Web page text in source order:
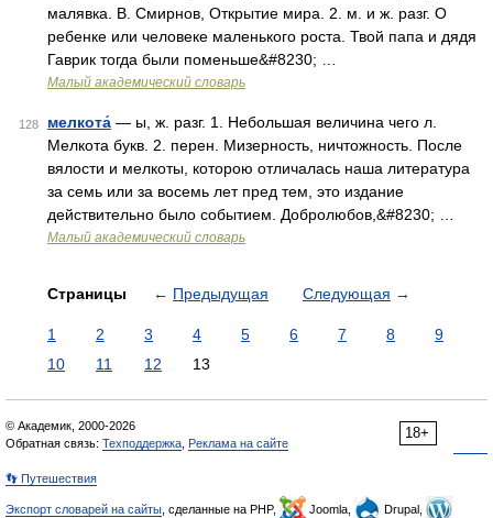
малявка. В. Смирнов, Открытие мира. 2. м. и ж. разг. О
ребенке или человеке маленького роста. Твой папа и дядя
Гаврик тогда были поменьше&#8230; …
Малый академический словарь
128 мелкота́ — ы, ж. разг. 1. Небольшая величина чего л.
Мелкота букв. 2. перен. Мизерность, ничтожность. После
вялости и мелкоты, которою отличалась наша литература
за семь или за восемь лет пред тем, это издание
действительно было событием. Добролюбов,&#8230; …
Малый академический словарь
Страницы ← Предыдущая Следующая →
1 2 3 4 5 6 7 8
9
10
11 12 13
18+
© Академик, 2000-2026
Обратная связь: Техподдержка Реклама на сайте
👣 Путешествия
Экспорт словарей на сайты , сделанные на PHP, Joomla,
Drupal,